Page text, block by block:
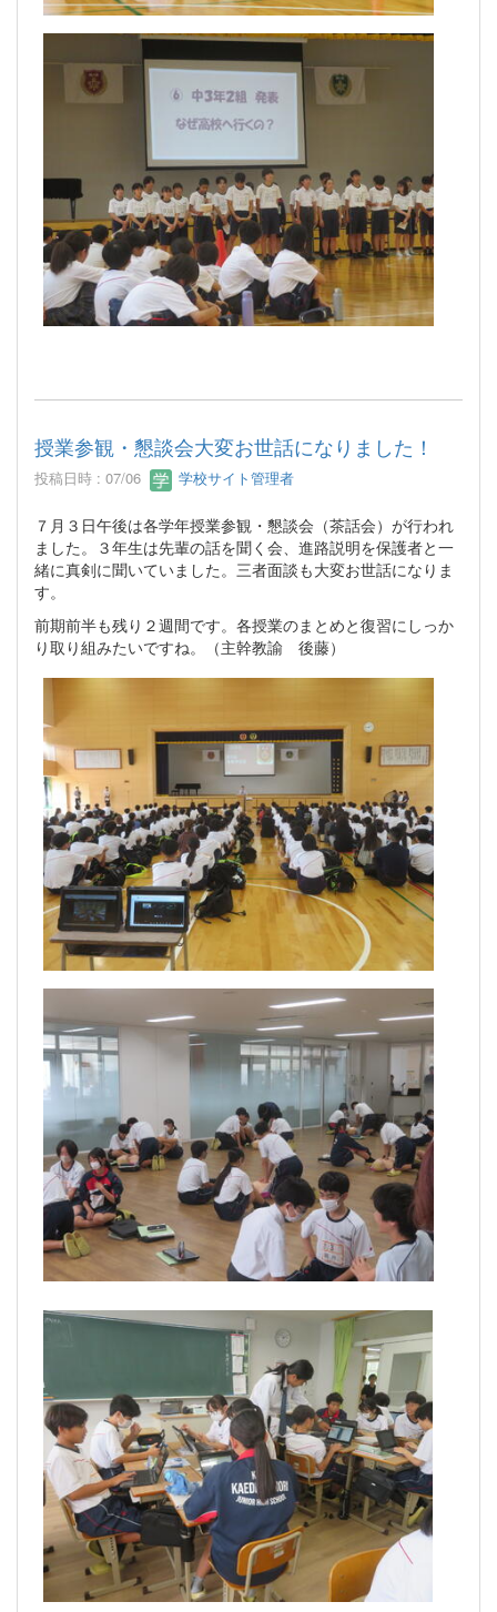
授業参観・懇談会大変お世話になりました！
投稿日時 : 07/06 学校サイト管理者
７月３日午後は各学年授業参観・懇談会（茶話会）が行われ
ました。３年生は先輩の話を聞く会、進路説明を保護者と一
緒に真剣に聞いていました。三者面談も大変お世話になりま
す。
前期前半も残り２週間です。各授業のまとめと復習にしっか
り取り組みたいですね。（主幹教諭 後藤）